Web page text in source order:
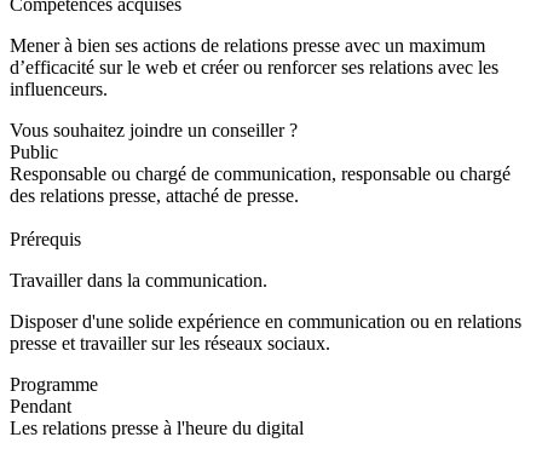
Compétences acquises
Mener à bien ses actions de relations presse avec un maximum
d’efficacité sur le web et créer ou renforcer ses relations avec les
influenceurs.
Vous souhaitez joindre un conseiller ?
Public
Responsable ou chargé de communication, responsable ou chargé
des relations presse, attaché de presse.
Prérequis
Travailler dans la communication.
Disposer d'une solide expérience en communication ou en relations
presse et travailler sur les réseaux sociaux.
Programme
Pendant
Les relations presse à l'heure du digital